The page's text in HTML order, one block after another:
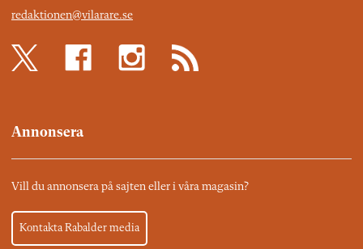
redaktionen@vilarare.se
Annonsera
Vill du annonsera på sajten eller i våra magasin?
Kontakta Rabalder media